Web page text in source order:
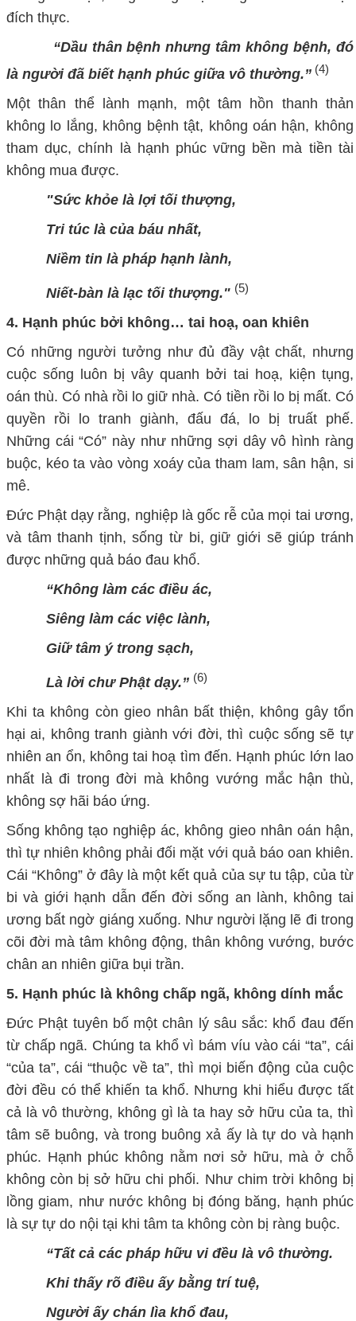
đích thực.
“Dầu thân bệnh nhưng tâm không bệnh, đó
là người đã biết hạnh phúc giữa vô thường.” (4)
Một thân thể lành mạnh, một tâm hồn thanh thản
không lo lắng, không bệnh tật, không oán hận, không
tham dục, chính là hạnh phúc vững bền mà tiền tài
không mua được.
"Sức khỏe là lợi tối thượng,
Tri túc là của báu nhất,
Niềm tin là pháp hạnh lành,
Niết-bàn là lạc tối thượng." (5)
4. Hạnh phúc bởi không… tai hoạ, oan khiên
Có những người tưởng như đủ đầy vật chất, nhưng
cuộc sống luôn bị vây quanh bởi tai hoạ, kiện tụng,
oán thù. Có nhà rồi lo giữ nhà. Có tiền rồi lo bị mất. Có
quyền rồi lo tranh giành, đấu đá, lo bị truất phế.
Những cái “Có” này như những sợi dây vô hình ràng
buộc, kéo ta vào vòng xoáy của tham lam, sân hận, si
mê.
Đức Phật dạy rằng, nghiệp là gốc rễ của mọi tai ương,
và tâm thanh tịnh, sống từ bi, giữ giới sẽ giúp tránh
được những quả báo đau khổ.
“Không làm các điều ác,
Siêng làm các việc lành,
Giữ tâm ý trong sạch,
Là lời chư Phật dạy.” (6)
Khi ta không còn gieo nhân bất thiện, không gây tổn
hại ai, không tranh giành với đời, thì cuộc sống sẽ tự
nhiên an ổn, không tai hoạ tìm đến. Hạnh phúc lớn lao
nhất là đi trong đời mà không vướng mắc hận thù,
không sợ hãi báo ứng.
Sống không tạo nghiệp ác, không gieo nhân oán hận,
thì tự nhiên không phải đối mặt với quả báo oan khiên.
Cái “Không” ở đây là một kết quả của sự tu tập, của từ
bi và giới hạnh dẫn đến đời sống an lành, không tai
ương bất ngờ giáng xuống. Như người lặng lẽ đi trong
cõi đời mà tâm không động, thân không vướng, bước
chân an nhiên giữa bụi trần.
5. Hạnh phúc là không chấp ngã, không dính mắc
Đức Phật tuyên bố một chân lý sâu sắc: khổ đau đến
từ chấp ngã. Chúng ta khổ vì bám víu vào cái “ta”, cái
“của ta”, cái “thuộc về ta”, thì mọi biến động của cuộc
đời đều có thể khiến ta khổ. Nhưng khi hiểu được tất
cả là vô thường, không gì là ta hay sở hữu của ta, thì
tâm sẽ buông, và trong buông xả ấy là tự do và hạnh
phúc. Hạnh phúc không nằm nơi sở hữu, mà ở chỗ
không còn bị sở hữu chi phối. Như chim trời không bị
lồng giam, như nước không bị đóng băng, hạnh phúc
là sự tự do nội tại khi tâm ta không còn bị ràng buộc.
“Tất cả các pháp hữu vi đều là vô thường.
Khi thấy rõ điều ấy bằng trí tuệ,
Người ấy chán lìa khổ đau,